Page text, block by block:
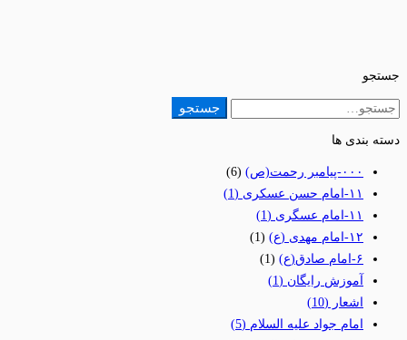
جستجو
جستجو
جستجو
دسته بندی ها
٠٠٠-پیامبر رحمت(ص)
(6)
١١-امام حسن عسکری
(1)
١١-امام عسگری
(1)
١٢-امام مهدی (ع)
(1)
۶-امام صادق(ع)
(1)
آموزش رایگان (1)
اشعار (10)
امام جواد علیه السلام (5)